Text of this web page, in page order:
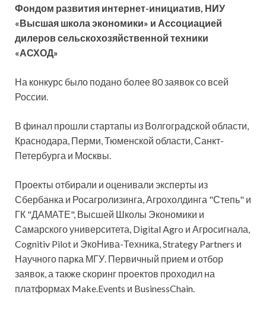
Фондом развития интернет-инициатив, НИУ
«Высшая школа экономики» и Ассоциацией
дилеров сельскохозяйственной техники
«АСХОД»
На конкурс было подано более 80 заявок со всей
России.
В финал прошли стартапы из Волгоградской области,
Краснодара, Перми, Тюменской области, Санкт-
Петербурга и Москвы.
Проекты отбирали и оценивали эксперты из
Сбербанка и Росагролизинга, Агрохолдинга "Степь" и
ГК "ДАМАТЕ", Высшей Школы Экономики и
Самарского университета, Digital Agro и Агросигнала,
Cognitiv Pilot и ЭкоНива-Техника, Strategy Partners и
Научного парка МГУ. Первичный прием и отбор
заявок, а также скоринг проектов проходил на
платформах Make.Events и BusinessChain.